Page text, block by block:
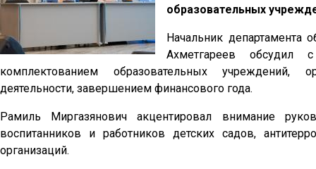
образовательных
Начальник департамента
Ахметгареев обсудил
комплектованием образовательных учреждений,
деятельности, завершением финансового года.
Рамиль Миргазянович акцентировал внимание
воспитанников и работников детских садов,
организаций.